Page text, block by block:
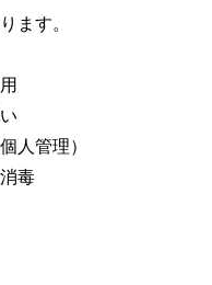
ます。
人管理）
毒